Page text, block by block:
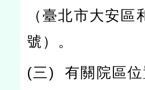
（臺北市大安區
號）。
(三)有關院區